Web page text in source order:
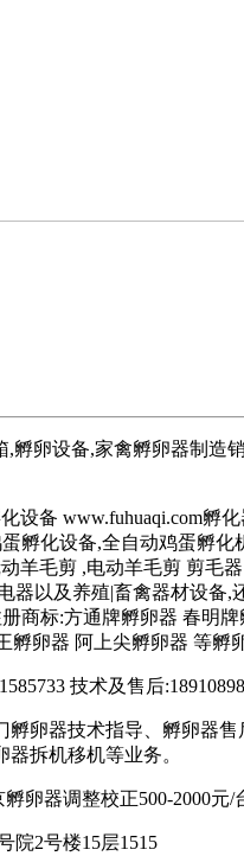
卵设备,家禽孵卵器制造
设备 www.fuhuaqi.com孵
孵化设备,全自动鸡蛋孵
毛剪 ,电动羊毛剪 剪毛
以及养殖|畜禽器材设备
商标:方通牌孵卵器 春明
卵器 阿上尖孵卵器 等孵
技术及售后
卵器技术指导、孵卵器
拆机移机等业务。
器调整校正500-2000元/
院2号楼15层1515